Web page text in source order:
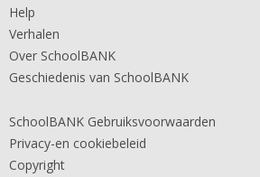
Help
Verhalen
Over SchoolBANK
Geschiedenis van SchoolBANK
SchoolBANK Gebruiksvoorwaarden
Privacy-en cookiebeleid
Copyright